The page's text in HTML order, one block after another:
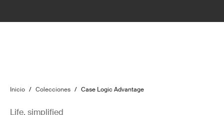
Inicio / Colecciones / Case Logic Advantage
Life, simplified